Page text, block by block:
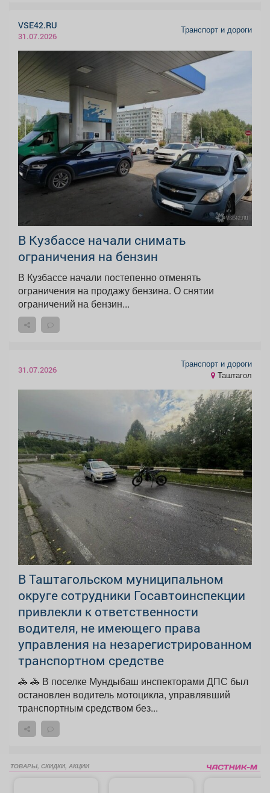
VSE42.RU
31.07.2026
Транспорт и дороги
В Кузбассе начали снимать
ограничения на бензин
В Кузбассе начали постепенно отменять
ограничения на продажу бензина. О снятии
ограничений на бензин...
31.07.2026
Транспорт и дороги
Таштагол
В Таштагольском муниципальном
округе сотрудники Госавтоинспекции
привлекли к ответственности
водителя, не имеющего права
управления на незарегистрированном
транспортном средстве
🚓 🚓 В поселке Мундыбаш инспекторами ДПС был
остановлен водитель мотоцикла, управлявший
транспортным средством без...
ТОВАРЫ, СКИДКИ, АКЦИИ